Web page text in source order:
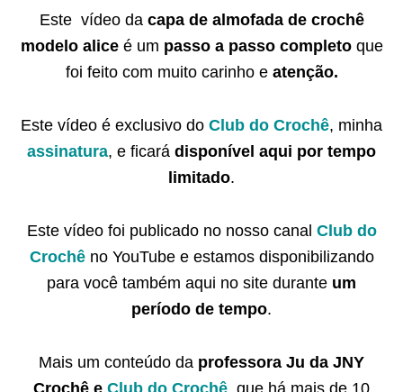
Este vídeo dacapa de almofada de crochê
modelo aliceé um passo a passo completoque
foi feito com muito carinho e atenção.
Este vídeo é exclusivo do Club do Crochê, minha
assinatura, e ficará disponível aqui por tempo
limitado.
Este vídeo foi publicado no nosso canal Club do
Crochêno YouTube e estamos disponibilizando
para você também aqui no site durante um
período de tempo.
Mais um conteúdo da professora Ju da JNY
Crochê e Club do Crochê, que há mais de 10